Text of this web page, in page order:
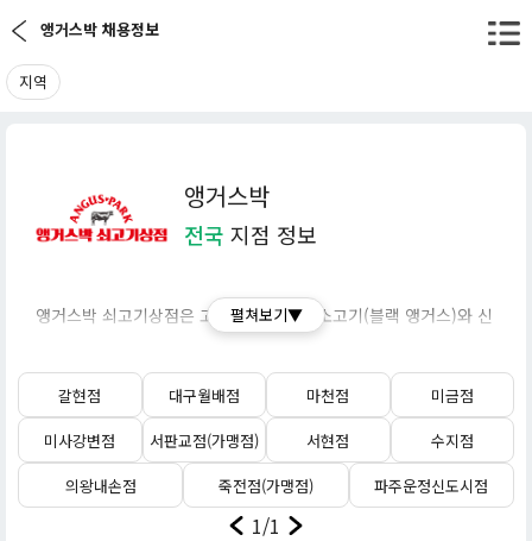
앵거스박 채용정보
지역
앵거스박
전국 지점 정보
앵거스박 쇠고기상점은 고품질의 미국산 소고기(블랙 앵거스)와 신
선한 수입육을 전문으로 취급하는 프리미엄 정육점 브랜드입니다.
가성비와 품질: 유통 과정을 줄여 질 좋은 프리미엄 소고기를 합리
적인 가격에 제공합니다.
취급 부위: 스테이크용 꽃등심, 살치살, 갈비살을 비롯해 국거리, 불
고기 등 다양한 부위를 판매합니다.
펼쳐보기▼
갈현점 대구월배점 마천점
미금점
미사강변점
서판교점(가맹점) 서현점
수지점
의왕내손점
죽전점(가맹점) 파주운정신도시점
1/1